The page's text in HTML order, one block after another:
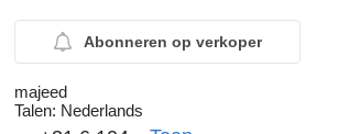
Abonneren op verkoper
majeed
Talen: Nederlands